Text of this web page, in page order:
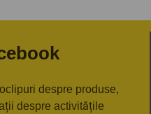
despre produse,
despre activitățile